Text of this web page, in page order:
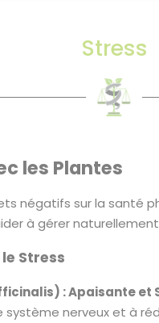
Stress
les Plantes
négatifs sur la santé
à gérer
Stress
: Apaisante et
système nerveux et à